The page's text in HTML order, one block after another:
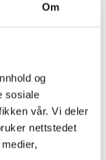
Om
og
sosiale
vår. Vi deler
nettstedet